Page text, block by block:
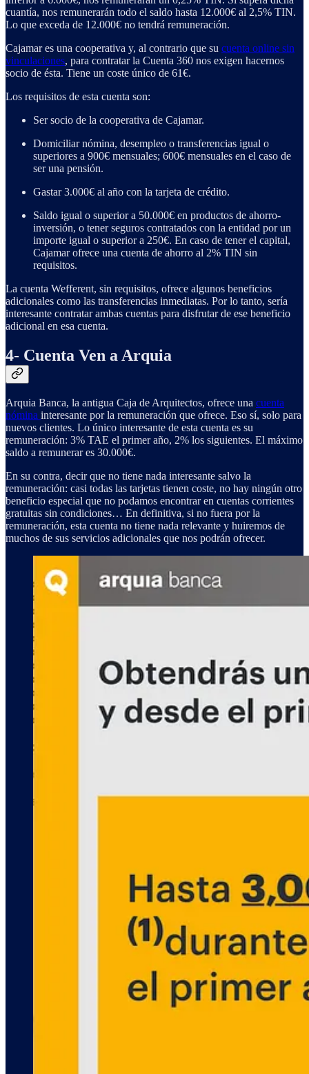
cuantía, nos remunerarán todo el saldo hasta 12.000€ al 2,5% TIN.
Lo que exceda de 12.000€ no tendrá remuneración.
Cajamar es una cooperativa y, al contrario que su cuenta online sin
vinculaciones, para contratar la Cuenta 360 nos exigen hacernos
socio de ésta. Tiene un coste único de 61€.
Los requisitos de esta cuenta son:
Ser socio de la cooperativa de Cajamar.
Domiciliar nómina, desempleo o transferencias igual o
superiores a 900€ mensuales; 600€ mensuales en el caso de
ser una pensión.
Gastar 3.000€ al año con la tarjeta de crédito.
Saldo igual o superior a 50.000€ en productos de ahorro-
inversión, o tener seguros contratados con la entidad por un
importe igual o superior a 250€. En caso de tener el capital,
Cajamar ofrece una cuenta de ahorro al 2% TIN sin
requisitos.
La cuenta Wefferent, sin requisitos, ofrece algunos beneficios
adicionales como las transferencias inmediatas. Por lo tanto, sería
interesante contratar ambas cuentas para disfrutar de ese beneficio
adicional en esa cuenta.
4- Cuenta Ven a Arquia
Arquia Banca, la antigua Caja de Arquitectos, ofrece una cuenta
nómina interesante por la remuneración que ofrece. Eso sí, solo para
nuevos clientes. Lo único interesante de esta cuenta es su
remuneración: 3% TAE el primer año, 2% los siguientes. El máximo
saldo a remunerar es 30.000€.
En su contra, decir que no tiene nada interesante salvo la
remuneración: casi todas las tarjetas tienen coste, no hay ningún otro
beneficio especial que no podamos encontrar en cuentas corrientes
gratuitas sin condiciones… En definitiva, si no fuera por la
remuneración, esta cuenta no tiene nada relevante y huiremos de
muchos de sus servicios adicionales que nos podrán ofrecer.